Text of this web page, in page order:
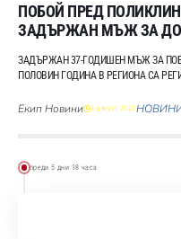
ПОБОЙ ПРЕД
ЗАДЪРЖАН МЪЖ ЗА
ЗАДЪРЖАН 37-ГОДИШЕН МЪЖ ЗА
ПОЛОВИН ГОДИНА В РЕГИОНА СА
Екип Новини 3 август 2025
преди 5 дни 18 часа